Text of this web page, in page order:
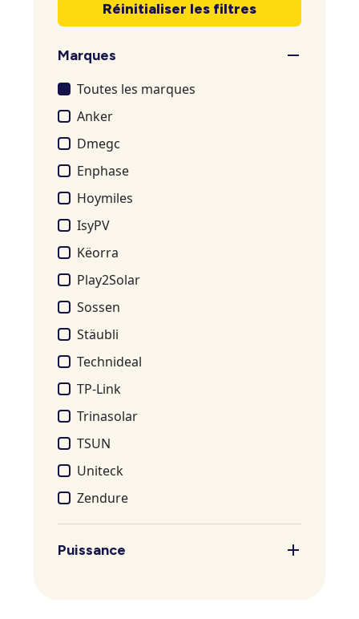
Réinitialiser les filtres
Marques
Toutes les marques
Anker
Dmegc
Enphase
Hoymiles
IsyPV
Këorra
Play2Solar
Sossen
Stäubli
Technideal
TP-Link
Trinasolar
TSUN
Uniteck
Zendure
Puissance